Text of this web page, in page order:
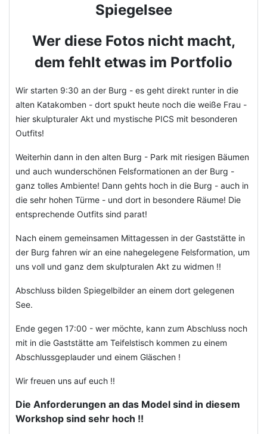
Spiegelsee
Wer diese Fotos nicht macht,
dem fehlt etwas im Portfolio
Wir starten 9:30 an der Burg - es geht direkt runter in die
alten Katakomben - dort spukt heute noch die weiße Frau -
hier skulpturaler Akt und mystische PICS mit besonderen
Outfits!
Weiterhin dann in den alten Burg - Park mit riesigen Bäumen
und auch wunderschönen Felsformationen an der Burg -
ganz tolles Ambiente! Dann gehts hoch in die Burg - auch in
die sehr hohen Türme - und dort in besondere Räume! Die
entsprechende Outfits sind parat!
Nach einem gemeinsamen Mittagessen in der Gaststätte in
der Burg fahren wir an eine nahegelegene Felsformation, um
uns voll und ganz dem skulpturalen Akt zu widmen !!
Abschluss bilden Spiegelbilder an einem dort gelegenen
See.
Ende gegen 17:00 - wer möchte, kann zum Abschluss noch
mit in die Gaststätte am Teifelstisch kommen zu einem
Abschlussgeplauder und einem Gläschen !
Wir freuen uns auf euch !!
Die Anforderungen an das Model sind in diesem
Workshop sind sehr hoch !!